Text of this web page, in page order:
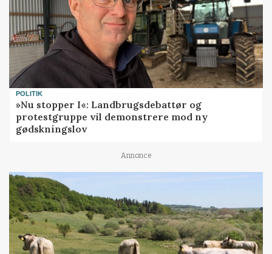
POLITIK
»Nu stopper I«: Landbrugsdebattør og
protestgruppe vil demonstrere mod ny
gødskningslov
Annonce